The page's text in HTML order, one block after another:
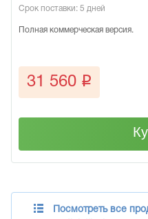
Срок поставки: 5 дней
Полная коммерческая версия.
31 560 q
Посмотреть все